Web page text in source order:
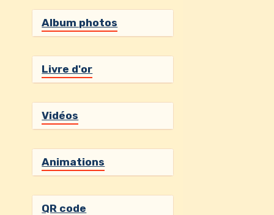
Vidéos
Animations
QR code
page facebook de l'association A l'Ecoute